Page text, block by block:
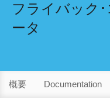
フライバック
ータ
概要 Documentation